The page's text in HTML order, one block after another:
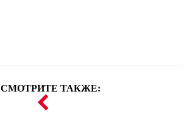
СМОТРИТЕ ТАКЖЕ: